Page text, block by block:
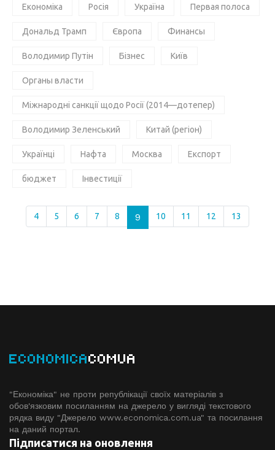
Економіка Росія Україна Первая полоса
Дональд Трамп Європа Финансы
Володимир Путін Бізнес Київ
Органы власти
Міжнародні санкції щодо Росії (2014—дотепер)
Володимир Зеленський Китай (регіон)
Українці Нафта Москва Експорт
бюджет Інвестиції
4 5 6 7 8 9 10 11 12 13
ECONOMICACOMUA
"Економіка" не проти републікації своїх матеріалів з
обов'язковим посиланням на джерело у вигляді текстового
рядка виду "Джерело www.economiсa.com.ua" та посилання
на даний портал.
Підписатися на оновлення